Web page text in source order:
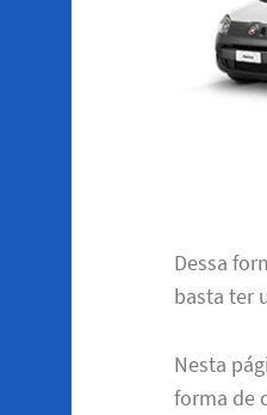
Dessa
basta ter
Nesta
forma de